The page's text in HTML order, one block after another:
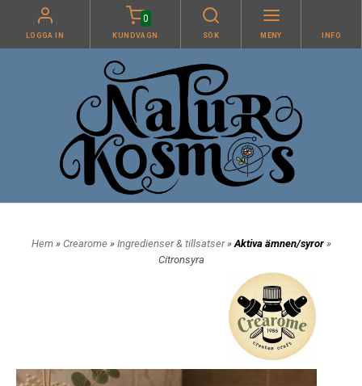
LOGGA IN
0
KUNDVAGN SÖK MENY INFO
Hem» Crearome » Ingredienser & tillsatser» Aktiva ämnen/syror »
Citronsyra